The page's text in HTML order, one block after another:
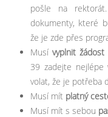
pošle na
dokumenty, které
že je zde přes
Musí vyplnit žádost
39 zadejte nejlépe
volat, že je potřeba
Musí mít platný
Musí mít s sebou